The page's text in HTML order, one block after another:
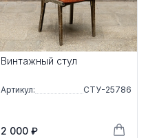
Винтажный стул
Артикул: СТУ-25786
2 000 ₽